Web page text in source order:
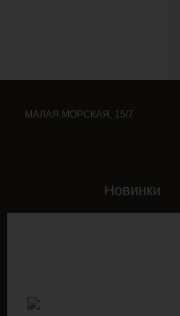
МАЛАЯ МОРСКАЯ, 15/7
Новинки